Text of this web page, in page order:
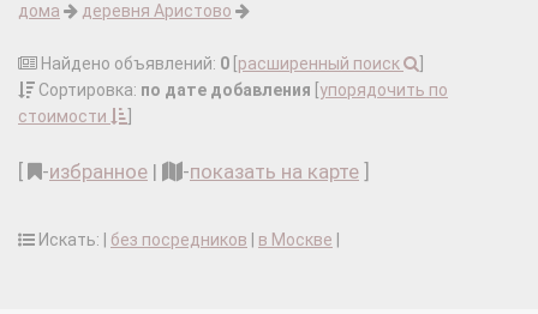
дома
деревня Аристово
Найдено объявлений: 0 расширенный поиск
Сортировка: по дате добавления упорядочить по
стоимости
-избранное | -показать на карте
Искать: | без посредников в Москве